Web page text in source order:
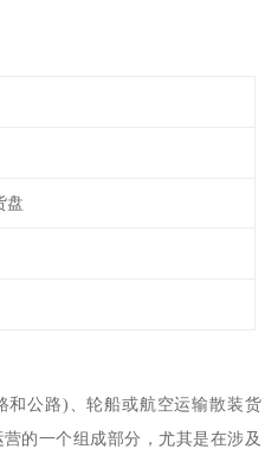
盘
和公路)、轮船或航空运输散装货
的一个组成部分，尤其是在涉及